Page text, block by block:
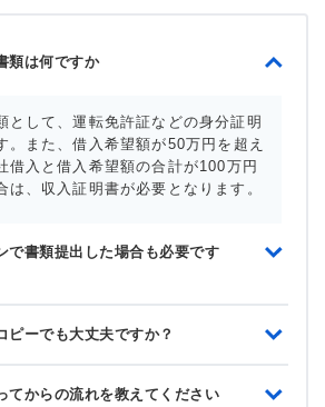
類は何ですか
として、運転免許証などの身分証明
。また、借入希望額が50万円を超え
借入と借入希望額の合計が100万円
は、収入証明書が必要となります。
で書類提出した場合も必要です
ピーでも大丈夫ですか？
てからの流れを教えてください